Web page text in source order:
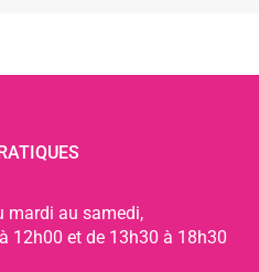
mardi au samedi,
12h00 et de 13h30 à 18h30